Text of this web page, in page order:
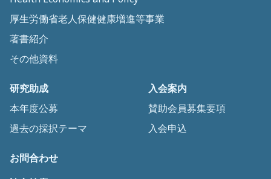
厚生労働省老人保健健康増進等事業
著書紹介
その他資料
研究助成
本年度公募
過去の採択テーマ
入会案内
賛助会員募集要項
入会申込
お問合わせ